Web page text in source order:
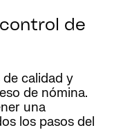
de
calidad y
de nómina.
una
los pasos del